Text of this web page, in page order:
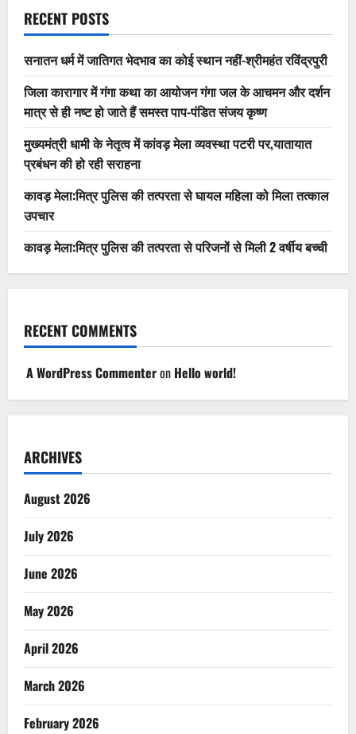
RECENT POSTS
सनातन धर्म में जातिगत भेदभाव का कोई स्थान नहीं-श्रीमहंत रविंद्रपुरी
जिला कारागार में गंगा कथा का आयोजन गंगा जल के आचमन और दर्शन
मात्र से ही नष्ट हो जाते हैं समस्त पाप-पंडित संजय कृष्ण
मुख्यमंत्री धामी के नेतृत्व में कांवड़ मेला व्यवस्था पटरी पर,यातायात
प्रबंधन की हो रही सराहना
कावड़ मेला:मित्र पुलिस की तत्परता से घायल महिला को मिला तत्काल
उपचार
कावड़ मेला:मित्र पुलिस की तत्परता से परिजनों से मिली 2 वर्षीय बच्ची
RECENT COMMENTS
A WordPress Commenteron Hello world!
ARCHIVES
August 2026
July 2026
June 2026
May 2026
April 2026
March 2026
February 2026